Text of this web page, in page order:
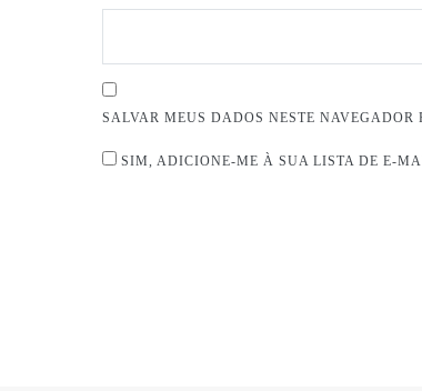
SALVAR MEUS DADOS NESTE
SIM, ADICIONE-ME À SUA LISTA DE E-